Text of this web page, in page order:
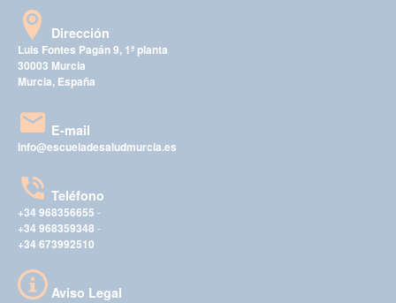
Dirección
Luis Fontes Pagán 9, 1ª planta
30003 Murcia
Murcia, España
E-mail
info@escueladesaludmurcia.es
Teléfono
+34 968356655 -
+34 968359348 -
+34 673992510
Aviso Legal